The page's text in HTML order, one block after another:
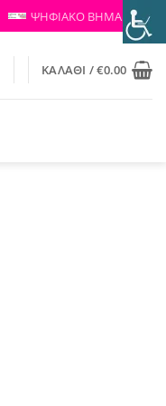
ΨΗΦΙΑΚΟ ΒΗΜΑ
ΚΑΛΆΘΙ /€0.00